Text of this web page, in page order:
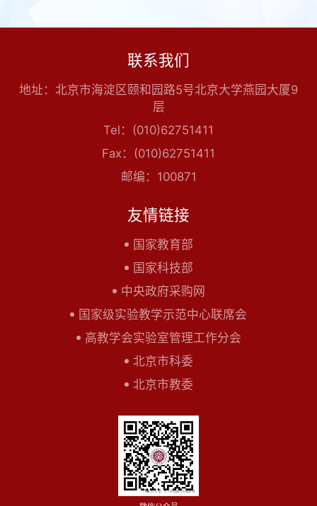
联系我们
地址：北京市海淀区颐和园路5号北京大学燕园大厦9
层
Tel：(010)62751411
Fax：(010)62751411
邮编：100871
友情链接
国家教育部
国家科技部
中央政府采购网
国家级实验教学示范中心联席会
高教学会实验室管理工作分会
北京市科委
北京市教委